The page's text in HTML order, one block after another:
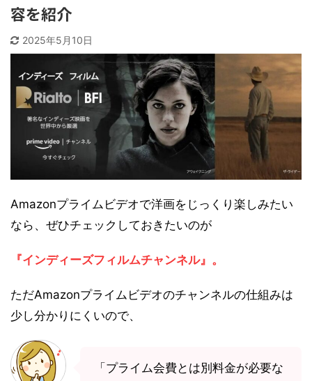
容を紹介
2025年5月10日
Amazonプライムビデオで洋画をじっくり楽しみたい
なら、ぜひチェックしておきたいのが
『インディーズフィルムチャンネル』。
ただAmazonプライムビデオのチャンネルの仕組みは
少し分かりにくいので、
「プライム会費とは別料金が必要な